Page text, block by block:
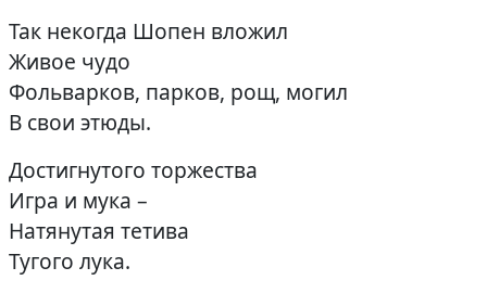
Так некогда Шопен вложил
Живое чудо
Фольварков, парков, рощ, могил
В свои этюды.
Достигнутого торжества
Игра и мука –
Натянутая тетива
Тугого лука.